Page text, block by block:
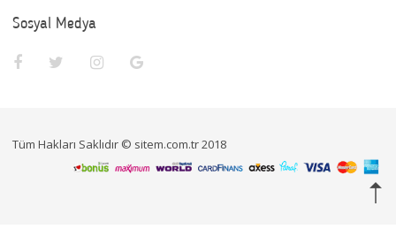
Sosyal Medya
Tüm Hakları Saklıdır © sitem.com.tr 2018